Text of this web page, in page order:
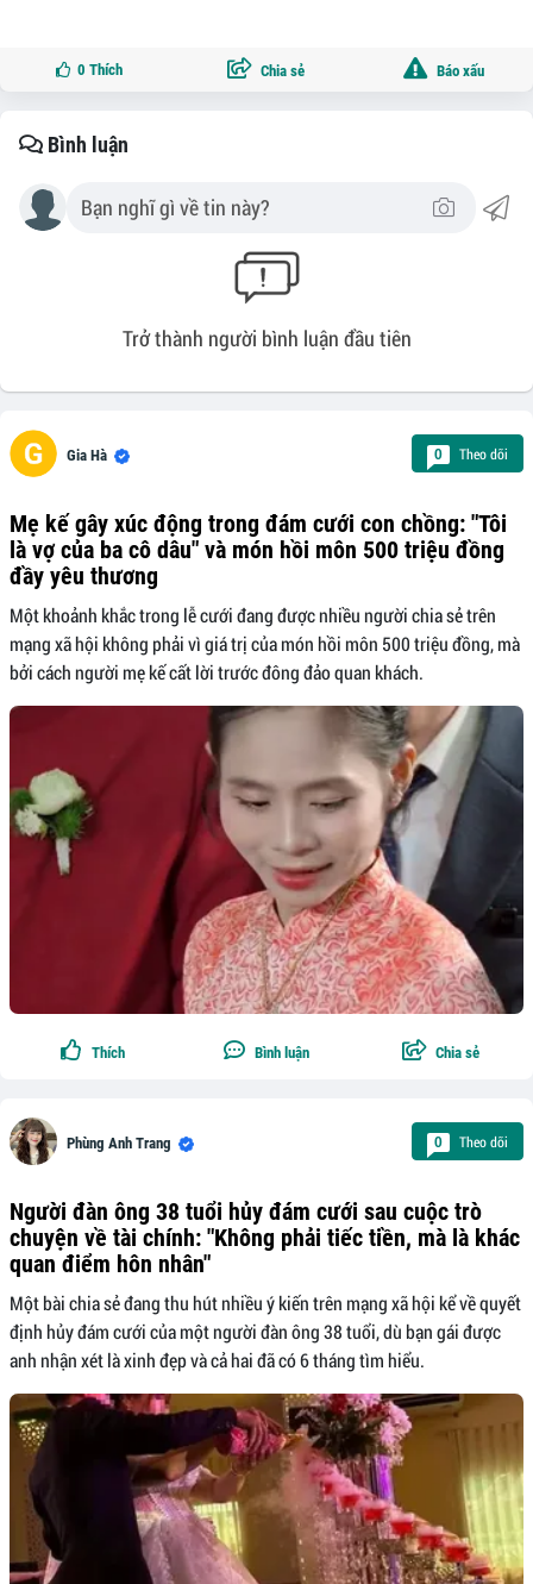
0 Thích Chia sẻ Báo xấu
Bình luận
Trở thành người bình luận đầu tiên
Gia Hà 0 Theo dõi
Mẹ kế gây xúc động trong đám cưới con chồng: "Tôi
là vợ của ba cô dâu" và món hồi môn 500 triệu đồng
đầy yêu thương
Một khoảnh khắc trong lễ cưới đang được nhiều người chia sẻ trên
mạng xã hội không phải vì giá trị của món hồi môn 500 triệu đồng, mà
bởi cách người mẹ kế cất lời trước đông đảo quan khách.
Thích Bình luận Chia sẻ
Phùng Anh Trang 0 Theo dõi
Người đàn ông 38 tuổi hủy đám cưới sau cuộc trò
chuyện về tài chính: "Không phải tiếc tiền, mà là khác
quan điểm hôn nhân"
Một bài chia sẻ đang thu hút nhiều ý kiến trên mạng xã hội kể về quyết
định hủy đám cưới của một người đàn ông 38 tuổi, dù bạn gái được
anh nhận xét là xinh đẹp và cả hai đã có 6 tháng tìm hiểu.